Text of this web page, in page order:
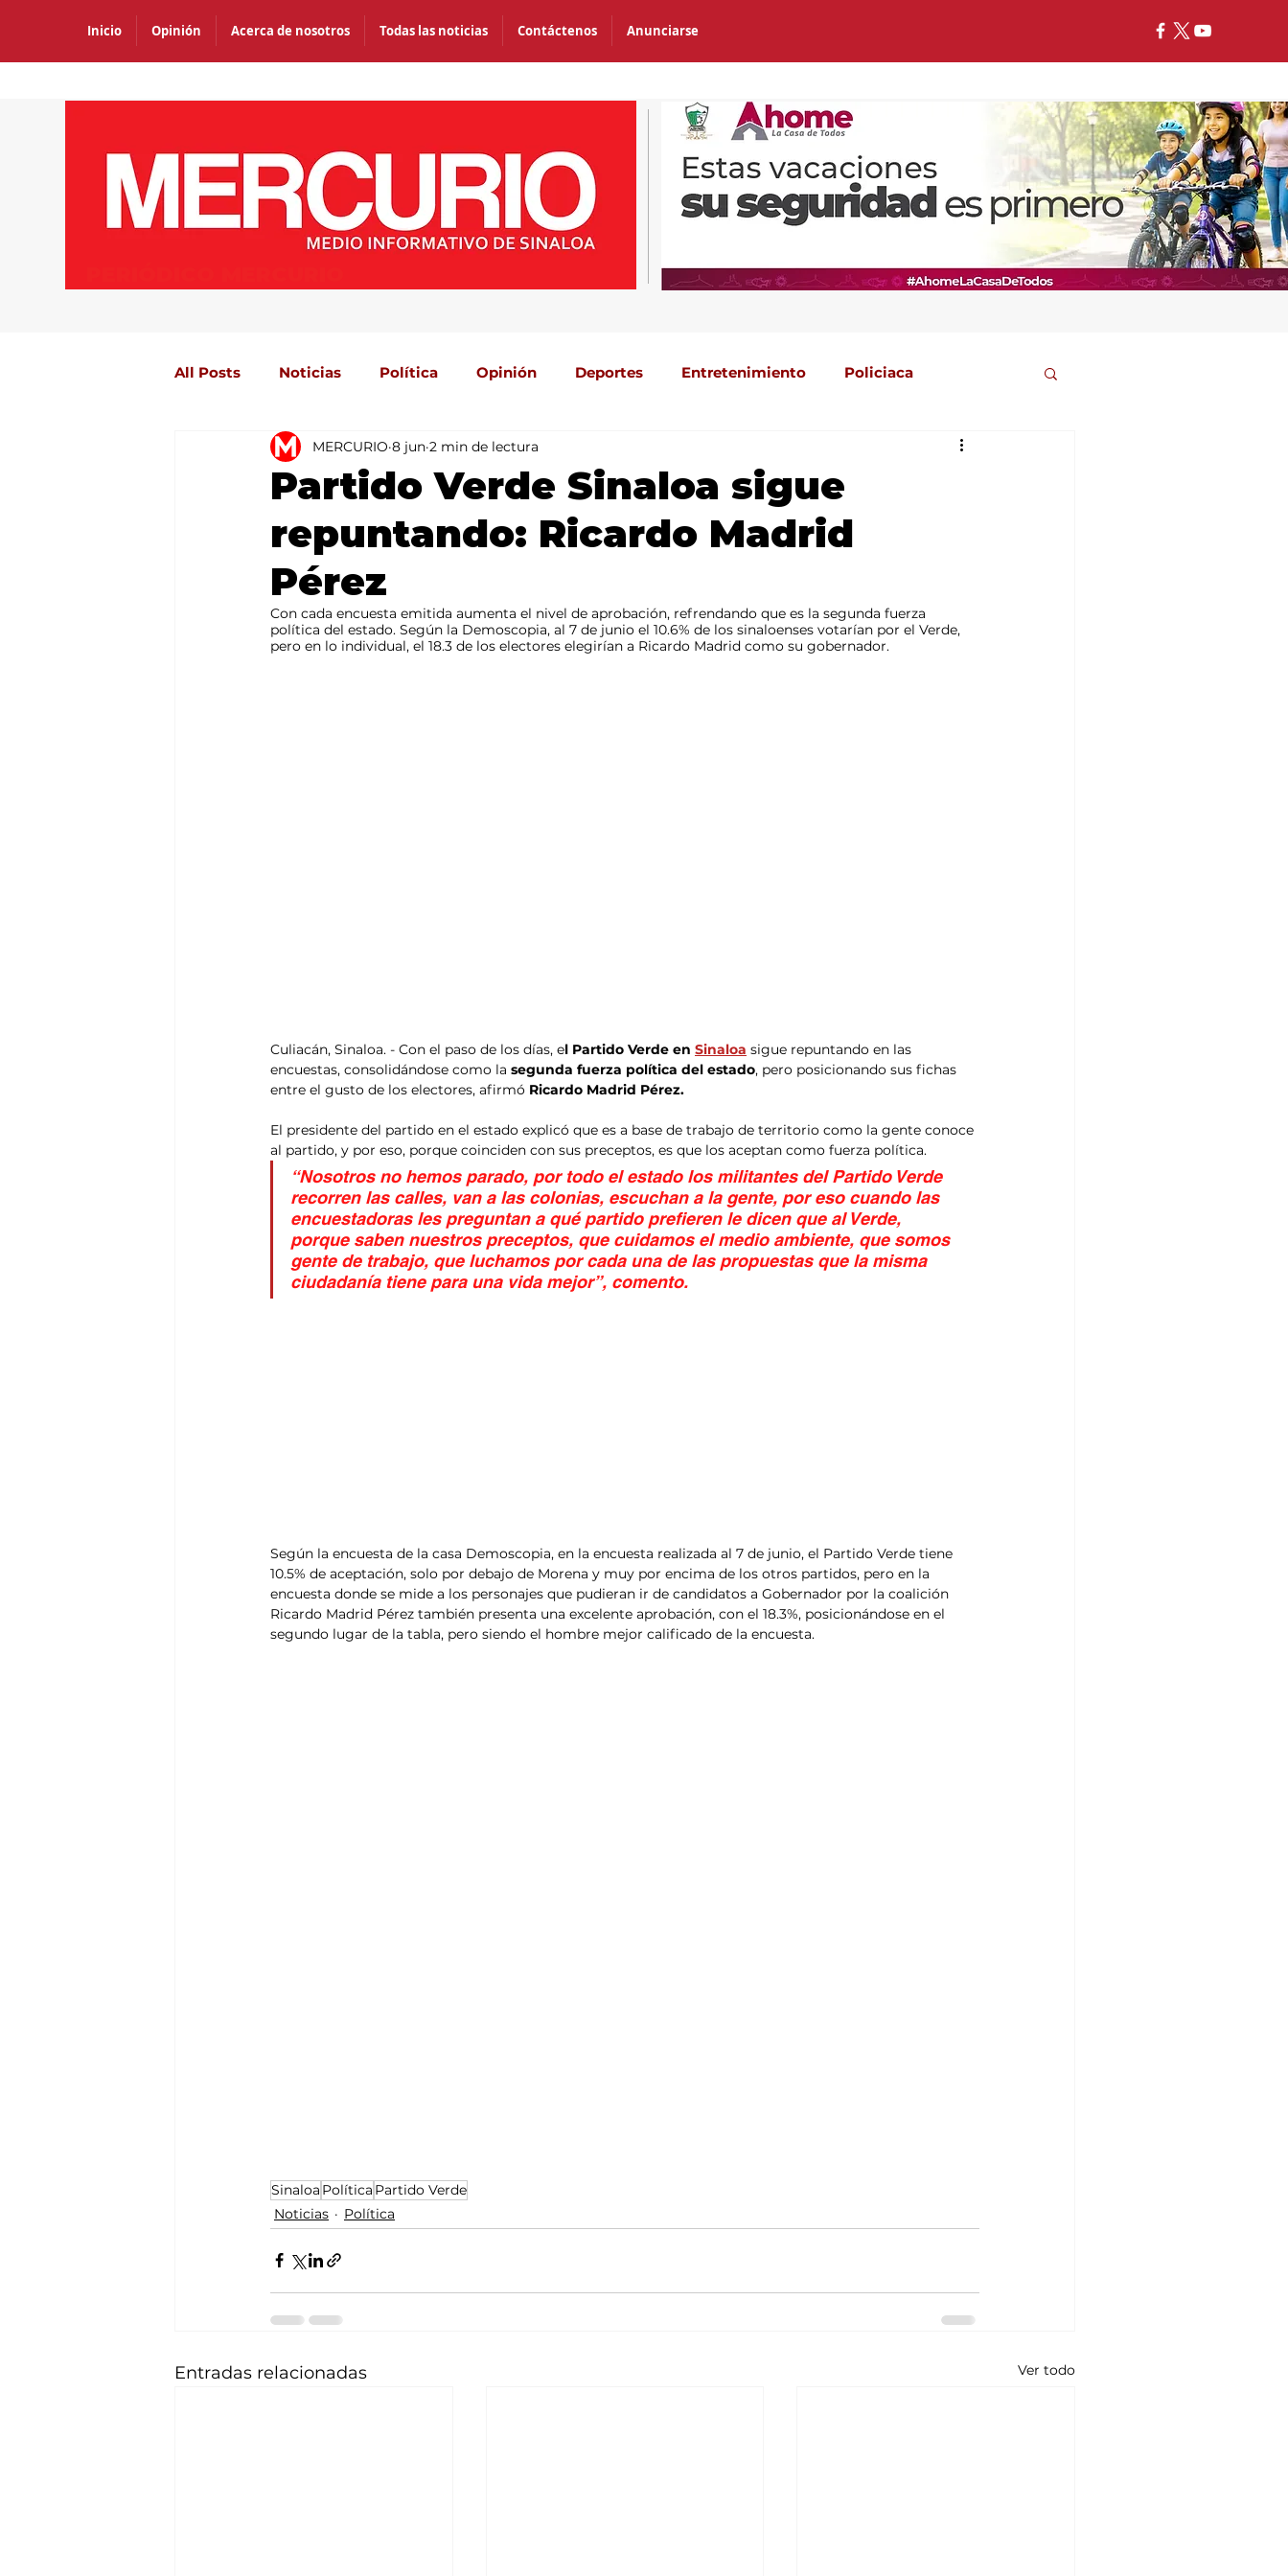
Inicio Opinión Acerca de nosotros Todas las noticias Contáctenos Anunciarse
All Posts Noticias Política Opinión Deportes Entretenimiento Policiaca
Agricultura México Mundo Portada 2
Partido Verde Sinaloa sigue
repuntando: Ricardo Madrid
Pérez
MERCURIO 8 jun 2 min de lectura
Con cada encuesta emitida aumenta el nivel de aprobación, refrendando que es la segunda fuerza
política del estado. Según la Demoscopia, al 7 de junio el 10.6% de los sinaloenses votarían por el Verde,
pero en lo individual, el 18.3 de los electores elegirían a Ricardo Madrid como su gobernador.
Culiacán, Sinaloa. - Con el paso de los días, el Partido Verde en Sinaloa sigue repuntando en las
encuestas, consolidándose como la segunda fuerza política del estado, pero posicionando sus fichas
entre el gusto de los electores, afirmó Ricardo Madrid Pérez.
El presidente del partido en el estado explicó que es a base de trabajo de territorio como la gente conoce
al partido, y por eso, porque coinciden con sus preceptos, es que los aceptan como fuerza política.
“Nosotros no hemos parado, por todo el estado los militantes del Partido Verde
recorren las calles, van a las colonias, escuchan a la gente, por eso cuando las
encuestadoras les preguntan a qué partido prefieren le dicen que al Verde,
porque saben nuestros preceptos, que cuidamos el medio ambiente, que somos
gente de trabajo, que luchamos por cada una de las propuestas que la misma
ciudadanía tiene para una vida mejor”, comento.
Según la encuesta de la casa Demoscopia, en la encuesta realizada al 7 de junio, el Partido Verde tiene
10.5% de aceptación, solo por debajo de Morena y muy por encima de los otros partidos, pero en la
encuesta donde se mide a los personajes que pudieran ir de candidatos a Gobernador por la coalición
Ricardo Madrid Pérez también presenta una excelente aprobación, con el 18.3%, posicionándose en el
segundo lugar de la tabla, pero siendo el hombre mejor calificado de la encuesta.
Sinaloa Política Partido Verde
Noticias
Política
Entradas relacionadas Ver todo